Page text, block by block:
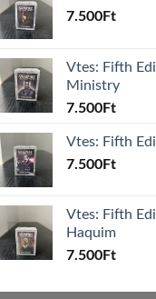
7.500Ft
Vtes: Fifth
Ministry
7.500Ft
Vtes: Fifth
7.500Ft
Vtes: Fifth
Haquim
7.500Ft